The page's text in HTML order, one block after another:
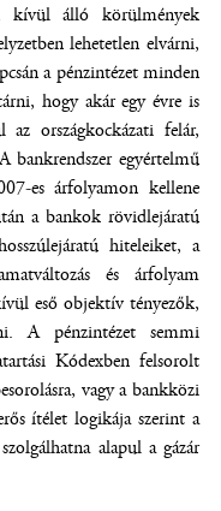
kívül álló körülmények
lehetetlen elvárni,
a pénzintézet minden
hogy akár egy évre is
az országkockázati felár,
bankrendszer egyértelmű
es árfolyamon kellene
a bankok rövidlejáratú
hiteleiket, a
és árfolyam
eső objektív tényezők,
A pénzintézet semmi
Kódexben felsorolt
vagy a bankközi
ítélet logikája szerint a
alapul a gázár